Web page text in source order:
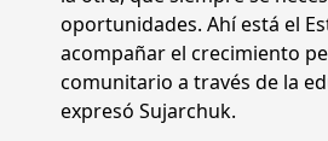
oportunidades. Ahí está el
acompañar el crecimiento
comunitario a través de la
expresó Sujarchuk.